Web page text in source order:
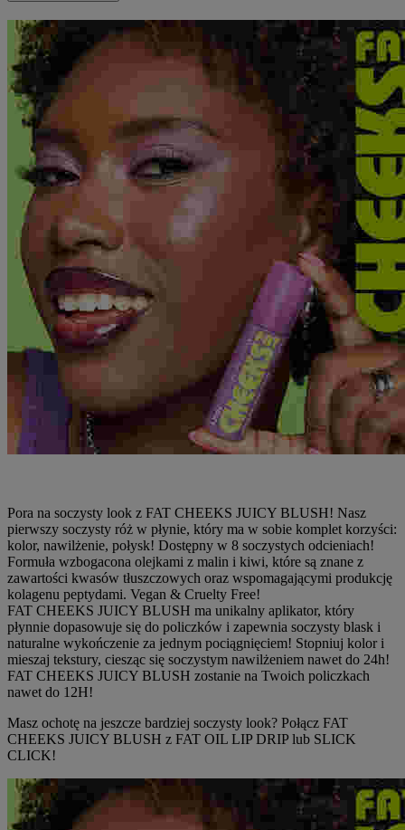
Pora na soczysty look z FAT CHEEKS JUICY BLUSH! Nasz
pierwszy soczysty róż w płynie, który ma w sobie komplet korzyści:
kolor, nawilżenie, połysk! Dostępny w 8 soczystych odcieniach!
Formuła wzbogacona olejkami z malin i kiwi, które są znane z
zawartości kwasów tłuszczowych oraz wspomagającymi produkcję
kolagenu peptydami. Vegan & Cruelty Free!
FAT CHEEKS JUICY BLUSH ma unikalny aplikator, który
płynnie dopasowuje się do policzków i zapewnia soczysty blask i
naturalne wykończenie za jednym pociągnięciem! Stopniuj kolor i
mieszaj tekstury, ciesząc się soczystym nawilżeniem nawet do 24h!
FAT CHEEKS JUICY BLUSH zostanie na Twoich policzkach
nawet do 12H!
Masz ochotę na jeszcze bardziej soczysty look? Połącz FAT
CHEEKS JUICY BLUSH z FAT OIL LIP DRIP lub SLICK
CLICK!